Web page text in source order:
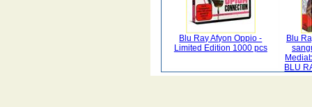
Blu Ray Afyon Oppio -
Limited Edition 1000 pcs
Blu
BLU